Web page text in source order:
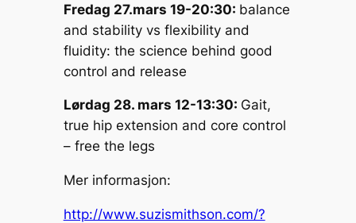
Fredag 27.mars 19-20:30: balance
and stability vs flexibility and
fluidity: the science behind good
control and release
Lørdag 28. mars 12-13:30: Gait,
true hip extension and core control
– free the legs
Mer informasjon:
http://www.suzismithson.com/?